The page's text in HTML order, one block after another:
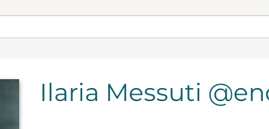
Ilaria Messuti